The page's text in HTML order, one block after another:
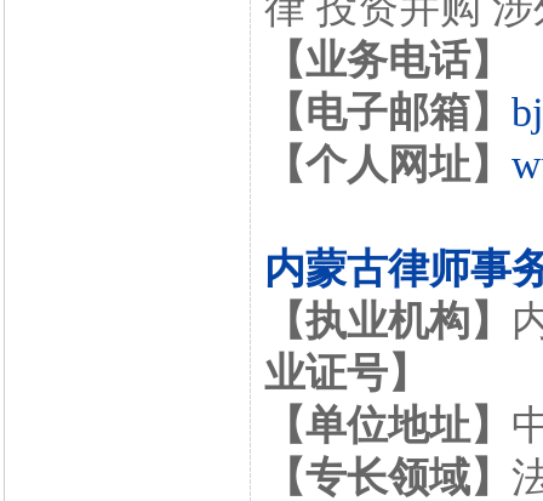
【业务电话】
【电子邮箱】
【个人网址】
内蒙古律师事
【执业机构】
业证号】
【单位地址】
【专长领域】